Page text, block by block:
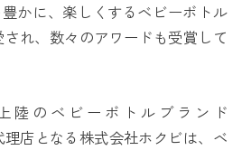
かに、楽しくするベビーボトル
れ、数々のアワードも受賞して
陸のベビーボトルブランド
理店となる株式会社ホクビは、ベ